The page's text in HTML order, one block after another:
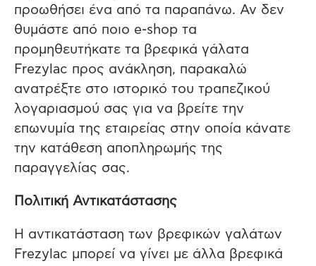
προωθήσει ένα από τα παραπάνω. Αν δεν
θυμάστε από ποιο e-shop τα
προμηθευτήκατε τα βρεφικά γάλατα
Frezylac προς ανάκληση, παρακαλώ
ανατρέξτε στο ιστορικό του τραπεζικού
λογαριασμού σας για να βρείτε την
επωνυμία της εταιρείας στην οποία κάνατε
την κατάθεση αποπληρωμής της
παραγγελίας σας.
Πολιτική Αντικατάστασης
Η αντικατάσταση των βρεφικών γαλάτων
Frezylac μπορεί να γίνει με άλλα βρεφικά